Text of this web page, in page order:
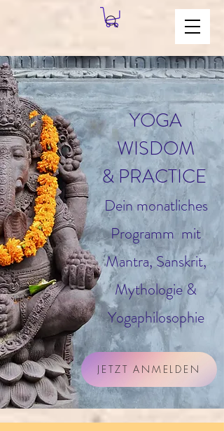
YOGA
WISDOM
& PRACTICE
Dein monatliches
Programm mit
Mantra, Sanskrit,
Mythologie &
Yogaphilosophie
JETZT ANMELDEN